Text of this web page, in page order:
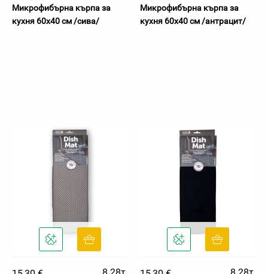
Микрофибърна кърпа за
кухня 60х40 см /сива/
Микрофибърна кърпа за
кухня 60х40 см /антрацит/